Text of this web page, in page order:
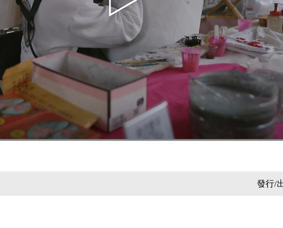
發行/